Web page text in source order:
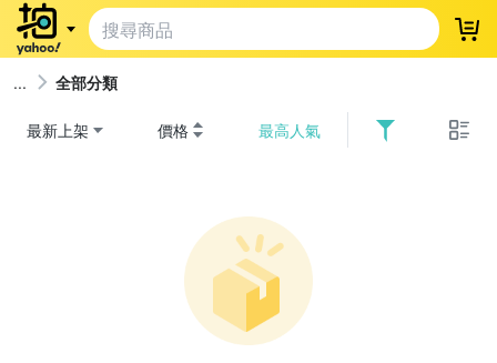
登
全部分類
最新上架 價格 最高人氣